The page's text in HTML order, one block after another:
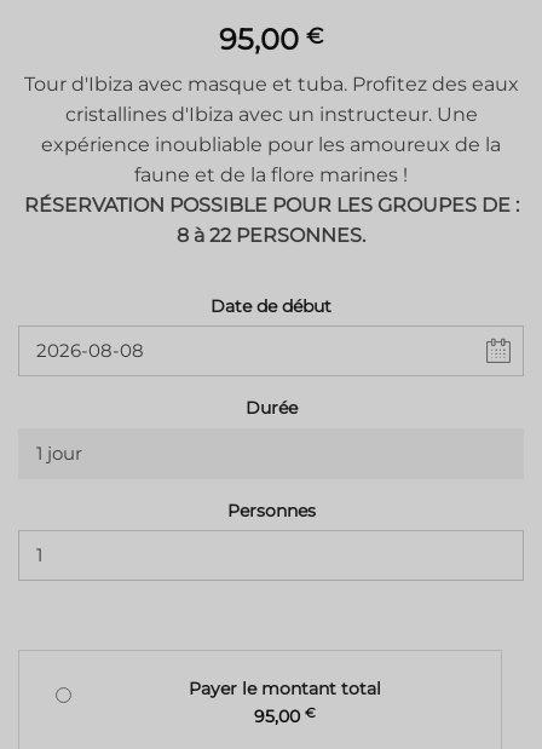
95,00 €
Tour d'Ibiza avec masque et tuba. Profitez des eaux
cristallines d'Ibiza avec un instructeur. Une
expérience inoubliable pour les amoureux de la
faune et de la flore marines !
RÉSERVATION POSSIBLE POUR LES GROUPES DE :
8 à 22 PERSONNES.
Date de début
Durée
1 jour
Personnes
Payer le montant total
95,00 €